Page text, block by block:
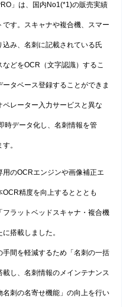
」は、国内No1(*1)の販売実績
す。スキャナや複合機、スマー
込み、名刺に記載されている氏
どをOCR（文字認識）するこ
タベース登録することができま
レーター入力サービスと異な
時データ化し、名刺情報を管
。
のOCRエンジンや画像補正エ
精度を向上するとととも
ラットベッドスキャナ・複合機
搭載しました。
間を軽減するため「名刺の一括
し、名刺情報のメインテナンス
刺の名寄せ機能」の向上を行い